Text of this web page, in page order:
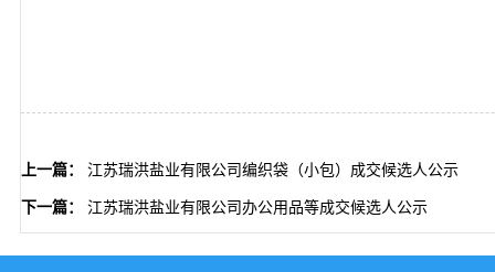
上一篇： 江苏瑞洪盐业有限公司编织袋（小包）成交候选人公示
下一篇： 江苏瑞洪盐业有限公司办公用品等成交候选人公示